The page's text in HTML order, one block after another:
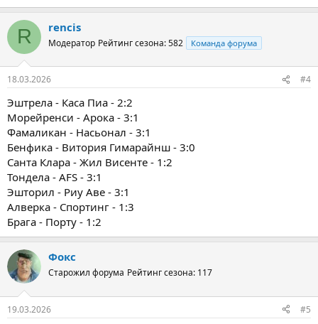
R rencis
Модератор Рейтинг сезона: 582 Команда форума
18.03.2026 #4
Эштрела - Каса Пиа - 2:2
Морейренси - Арока - 3:1
Фамаликан - Насьонал - 3:1
Бенфика - Витория Гимарайнш - 3:0
Санта Клара - Жил Висенте - 1:2
Тондела - AFS - 3:1
Эшторил - Риу Аве - 3:1
Алверка - Спортинг - 1:3
Брага - Порту - 1:2
Фокс
Старожил форума Рейтинг сезона: 117
19.03.2026 #5